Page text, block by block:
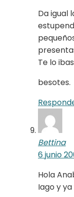
Da igual
Te lo
besotes.
Bettina
6 junio
Hola
Iago y